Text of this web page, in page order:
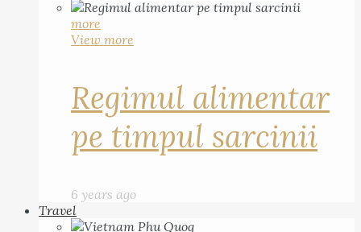
more
View more
Regimul alimentar
pe timpul sarcinii
6 years ago
Travel